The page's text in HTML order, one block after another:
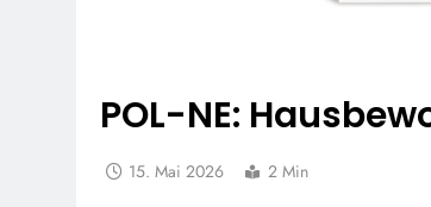
POL-NE:
15. Mai 2026 2 Min